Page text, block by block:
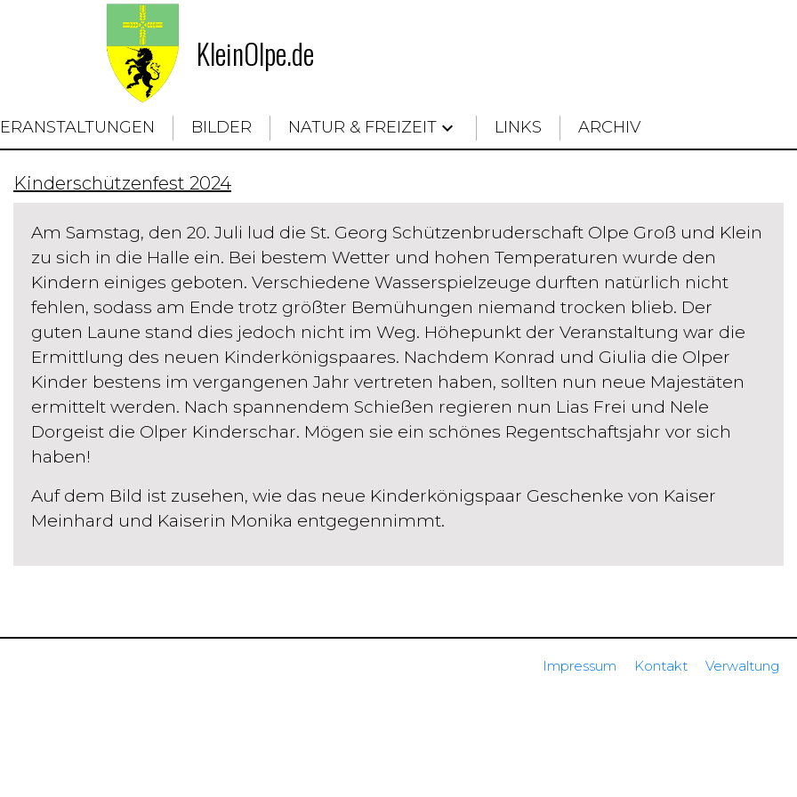
KleinOlpe.de
BILDER NATUR & FREIZEIT keyboard_arrow_down LINKS ARCHIV
Kinderschützenfest 2024
Am Samstag, den 20. Juli lud die St. Georg Schützenbruderschaft Olpe Groß und Klein
zu sich in die Halle ein. Bei bestem Wetter und hohen Temperaturen wurde den
Kindern einiges geboten. Verschiedene Wasserspielzeuge durften natürlich nicht
fehlen, sodass am Ende trotz größter Bemühungen niemand trocken blieb. Der
guten Laune stand dies jedoch nicht im Weg. Höhepunkt der Veranstaltung war die
Ermittlung des neuen Kinderkönigspaares. Nachdem Konrad und Giulia die Olper
Kinder bestens im vergangenen Jahr vertreten haben, sollten nun neue Majestäten
ermittelt werden. Nach spannendem Schießen regieren nun Lias Frei und Nele
Dorgeist die Olper Kinderschar. Mögen sie ein schönes Regentschaftsjahr vor sich
haben!
Auf dem Bild ist zusehen, wie das neue Kinderkönigspaar Geschenke von Kaiser
Meinhard und Kaiserin Monika entgegennimmt.
Impressum Kontakt Verwaltung